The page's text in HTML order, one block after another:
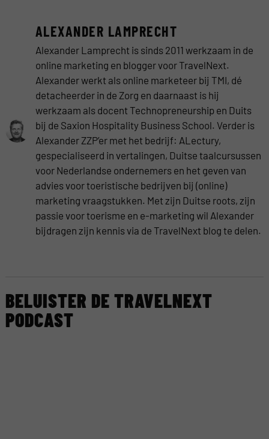
ALEXANDER LAMPRECHT
Alexander Lamprecht is sinds 2011 werkzaam in de
online marketing en blogger voor TravelNext.
Alexander werkt als online marketeer bij TMI, dé
detacheerder in de Zorg en daarnaast is hij
werkzaam als docent Technopreneurship en Duits
bij de Saxion Hospitality Business School. Verder is
Alexander ZZP’er met het bedrijf: ALectury,
gespecialiseerd in vertalingen, Duitse taalcursussen
voor Nederlandse ondernemers en het geven van
advies voor toeristische bedrijven bij (online)
marketing vraagstukken. Met zijn Duitse roots, zijn
passie voor toerisme en e-marketing wil Alexander
bijdragen zijn kennis via de TravelNext blog te delen.
BELUISTER DE TRAVELNEXT
PODCAST